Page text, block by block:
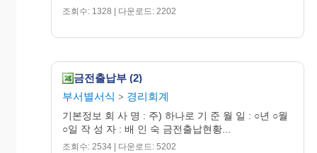
조회수: 1328 | 다운로드: 2202
금전출납부 (2)
부서별서식 > 경리회계
기본정보 회 사 명 : 주) 하나로 기 준 월 일 : ○년 ○월
○일 작 성 자 : 배 인 숙 금전출납현황...
조회수: 2534 | 다운로드: 5202